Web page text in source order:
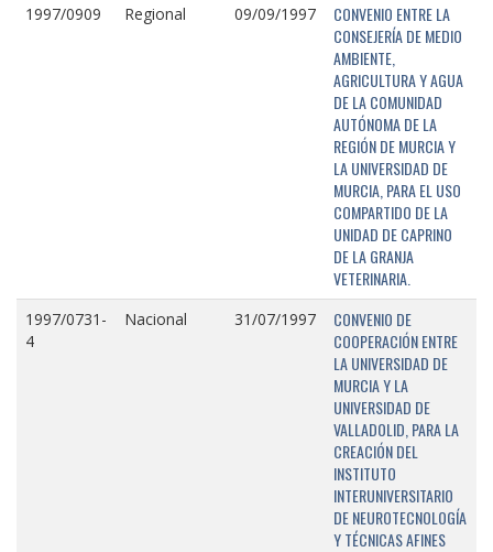
1997/0909 Regional 09/09/1997
CONVENIO ENTRE LA
CONSEJERÍA DE MEDIO
AMBIENTE,
AGRICULTURA Y AGUA
DE LA COMUNIDAD
AUTÓNOMA DE LA
REGIÓN DE MURCIA Y
LA UNIVERSIDAD DE
MURCIA, PARA EL USO
COMPARTIDO DE LA
UNIDAD DE CAPRINO
DE LA GRANJA
VETERINARIA.
1997/0731-
4
Nacional 31/07/1997
CONVENIO DE
COOPERACIÓN ENTRE
LA UNIVERSIDAD DE
MURCIA Y LA
UNIVERSIDAD DE
VALLADOLID, PARA LA
CREACIÓN DEL
INSTITUTO
INTERUNIVERSITARIO
DE NEUROTECNOLOGÍA
Y TÉCNICAS AFINES